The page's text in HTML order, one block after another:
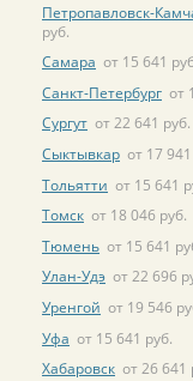
Петропавловск-
руб.
Самара от 15 641
Санкт-Петербург от
Сургут от 22 641 руб.
Сыктывкар от 17
Тольятти от 15 641
Томск от 18 046 руб.
Тюмень от 15 641
Улан-Удэ от 22 696
Уренгой от 19 546
Уфа от 15 641 руб.
Хабаровск от 26 641